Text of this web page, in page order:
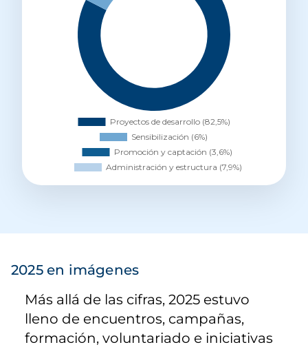
2025 en imágenes
Más allá de las cifras, 2025 estuvo
lleno de encuentros, campañas,
formación, voluntariado e iniciativas